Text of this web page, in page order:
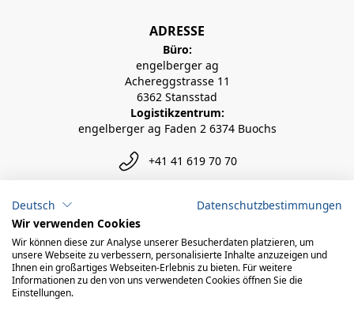
ADRESSE
Büro:
engelberger ag
Achereggstrasse 11
6362 Stansstad
Logistikzentrum:
engelberger ag Faden 2 6374 Buochs
+41 41 619 70 70
info@engelberger.ch
Deutsch
Datenschutzbestimmungen
Wir verwenden Cookies
Wir können diese zur Analyse unserer Besucherdaten platzieren, um
unsere Webseite zu verbessern, personalisierte Inhalte anzuzeigen und
Ihnen ein großartiges Webseiten-Erlebnis zu bieten. Für weitere
Informationen zu den von uns verwendeten Cookies öffnen Sie die
Einstellungen.